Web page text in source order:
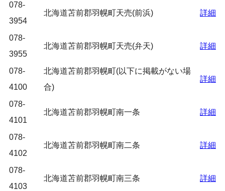
078-
3954
北海道苫前郡羽幌町天売(前浜) 詳細
078-
3955
北海道苫前郡羽幌町天売(弁天) 詳細
078-
4100
北海道苫前郡羽幌町(以下に掲載がない場
合)
詳細
078-
4101
北海道苫前郡羽幌町南一条 詳細
078-
4102
北海道苫前郡羽幌町南二条 詳細
078-
4103
北海道苫前郡羽幌町南三条 詳細